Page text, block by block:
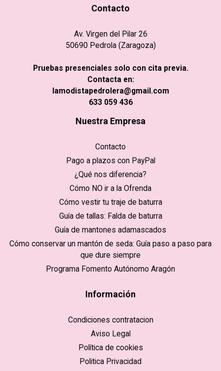
Contacto
Av. Virgen del Pilar 26
50690 Pedrola (Zaragoza)
Pruebas presenciales solo con cita previa.
Contacta en:
lamodistapedrolera@gmail.com
633 059 436
Nuestra Empresa
Contacto
Pago a plazos con PayPal
¿Qué nos diferencia?
Cómo NO ir a la Ofrenda
Cómo vestir tu traje de baturra
Guía de tallas: Falda de baturra
Guía de mantones adamascados
Cómo conservar un mantón de seda: Guía paso a paso para
que dure siempre
Programa Fomento Autónomo Aragón
Información
Condiciones contratacion
Aviso Legal
Política de cookies
Politica Privacidad